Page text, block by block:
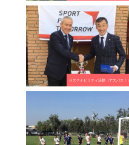
サステナビリティ活動（アスパス！）